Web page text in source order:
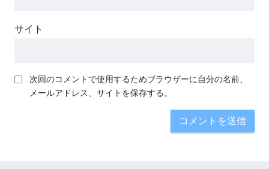
サイト
次回のコメントで使用するためブラウザーに自分の名前、
メールアドレス、サイトを保存する。